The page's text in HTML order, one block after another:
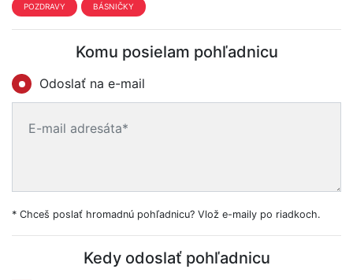
POZDRAVY BÁSNIČKY
Komu posielam pohľadnicu
Odoslať na e-mail
* Chceš poslať hromadnú pohľadnicu? Vlož e-maily po riadkoch.
Kedy odoslať pohľadnicu